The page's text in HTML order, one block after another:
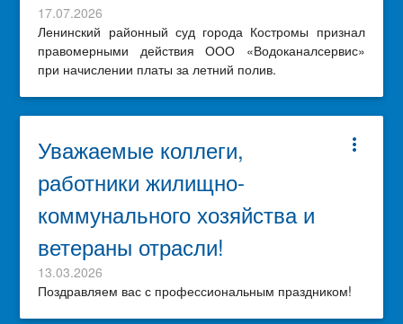
17.07.2026
Ленинский районный суд города Костромы признал
правомерными действия ООО «Водоканалсервис»
при начислении платы за летний полив.
more_vert
Уважаемые коллеги,
работники жилищно-
коммунального хозяйства и
ветераны отрасли!
13.03.2026
Поздравляем вас с профессиональным праздником!